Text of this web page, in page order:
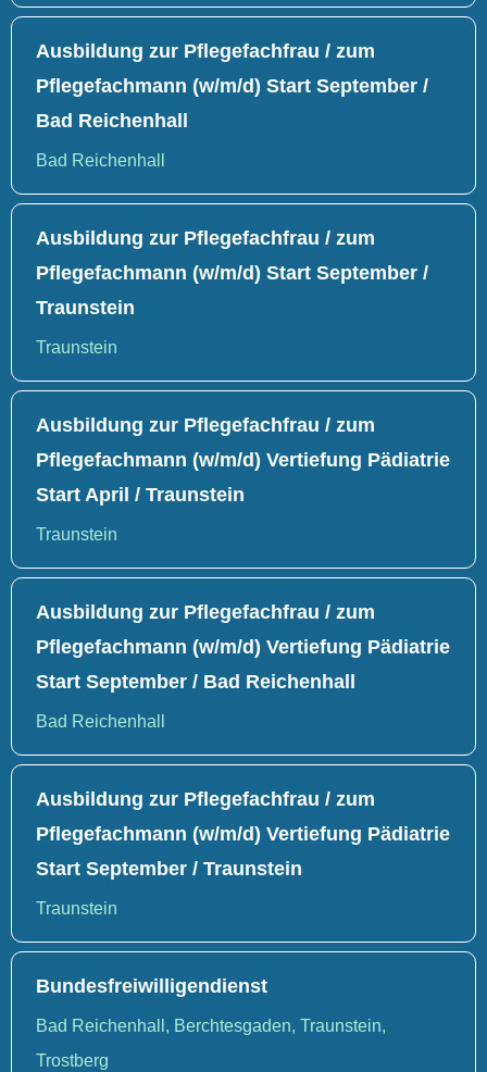
Ausbildung zur Pflegefachfrau / zum
Pflegefachmann (w/m/d) Start September /
Bad Reichenhall
Bad Reichenhall
Ausbildung zur Pflegefachfrau / zum
Pflegefachmann (w/m/d) Start September /
Traunstein
Traunstein
Ausbildung zur Pflegefachfrau / zum
Pflegefachmann (w/m/d) Vertiefung Pädiatrie
Start April / Traunstein
Traunstein
Ausbildung zur Pflegefachfrau / zum
Pflegefachmann (w/m/d) Vertiefung Pädiatrie
Start September / Bad Reichenhall
Bad Reichenhall
Ausbildung zur Pflegefachfrau / zum
Pflegefachmann (w/m/d) Vertiefung Pädiatrie
Start September / Traunstein
Traunstein
Bundesfreiwilligendienst
Bad Reichenhall, Berchtesgaden, Traunstein,
Trostberg